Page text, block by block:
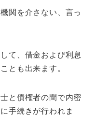
関を介さない、言っ
て、借金および利息
とも出来ます。
と債権者の間で内密
手続きが行われま